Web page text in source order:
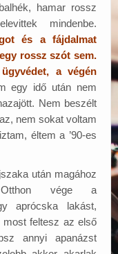
hamar rossz
mindenbe.
és a fájdalmat
rossz szót sem.
a végén
egy idő után nem
Nem beszélt
nem sokat voltam
éltem a ’90-es
után magához
Otthon vége a
aprócska lakást,
most feltesz az első
annyi apanázst